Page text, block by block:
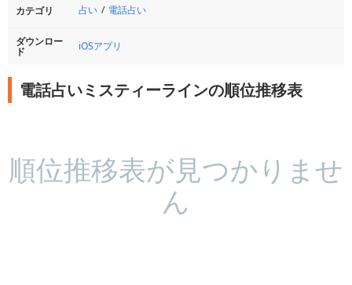
カテゴリ 占い 電話占い
ダウンロー
ド iOSアプリ
電話占いミスティーラインの順位推移表
順位推移表が見つかりませ
ん